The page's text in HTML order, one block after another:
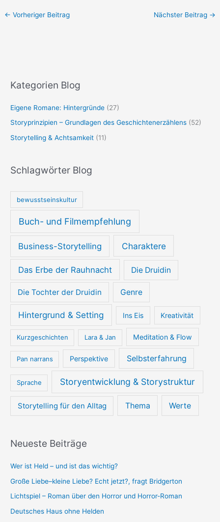
← Vorheriger Beitrag Nächster Beitrag →
Kategorien Blog
Eigene Romane: Hintergründe (27)
Storyprinzipien – Grundlagen des Geschichtenerzählens (52)
Storytelling & Achtsamkeit (11)
Schlagwörter Blog
bewusstseinskultur
Buch- und Filmempfehlung
Business-Storytelling Charaktere
Das Erbe der Rauhnacht Die Druidin
Die Tochter der Druidin Genre
Hintergrund & Setting Ins Eis Kreativität
Kurzgeschichten Lara & Jan Meditation & Flow
Pan narrans Perspektive Selbsterfahrung
Sprache Storyentwicklung & Storystruktur
Storytelling für den Alltag Thema Werte
Neueste Beiträge
Wer ist Held – und ist das wichtig?
Große Liebe–kleine Liebe? Echt jetzt?, fragt Bridgerton
Lichtspiel – Roman über den Horror und Horror-Roman
Deutsches Haus ohne Helden